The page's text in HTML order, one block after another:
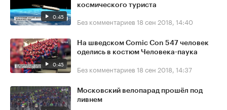
0:45
космического туриста
Без комментариев 18 сен 2018, 14:40
0:45
На шведском Comic Con 547 человек
оделись в костюм Человека-паука
Без комментариев 18 сен 2018, 14:37
Московский велопарад прошёл под
ливнем